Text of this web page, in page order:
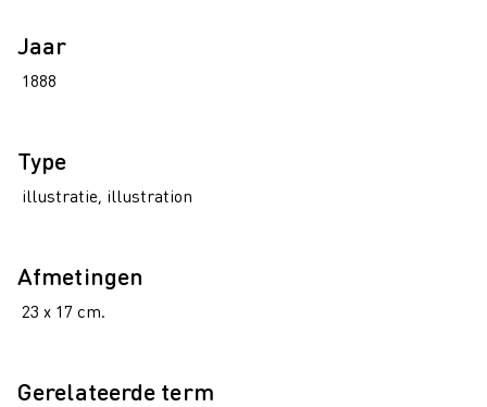
Jaar
1888
Type
illustratie, illustration
Afmetingen
23 x 17 cm.
Gerelateerde term